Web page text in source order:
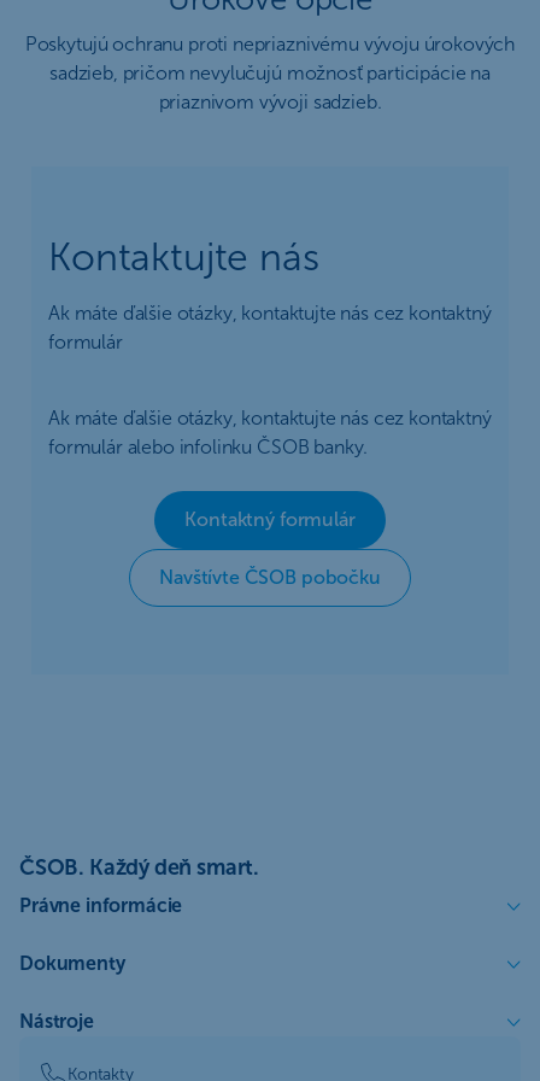
Poskytujú ochranu proti nepriaznivému vývoju úrokových
sadzieb, pričom nevylučujú možnosť participácie na
priaznivom vývoji sadzieb.
Kontaktujte nás
Ak máte ďalšie otázky, kontaktujte nás cez kontaktný
formulár
Ak máte ďalšie otázky, kontaktujte nás cez kontaktný
formulár alebo infolinku ČSOB banky.
Kontaktný formulár
Navštívte ČSOB pobočku
ČSOB. Každý deň smart.
Právne informácie
Dokumenty
Nástroje
Kontakty